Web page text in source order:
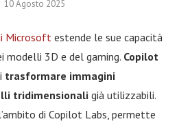
10 Agosto 2025
Microsoft estende le sue capacità
modelli 3D e del gaming. Copilot
trasformare immagini
tridimensionali già utilizzabili.
di Copilot Labs, permette